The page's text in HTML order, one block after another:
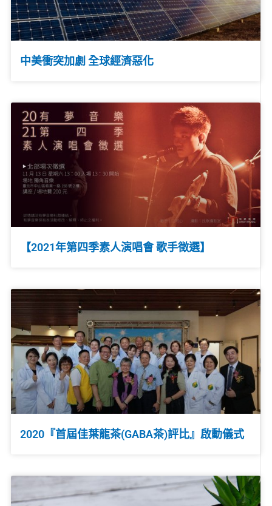
中美衝突加劇 全球經濟惡化
【2021年第四季素人演唱會 歌手徵選】
2020『首屆佳葉龍茶(GABA茶)評比』啟動儀式